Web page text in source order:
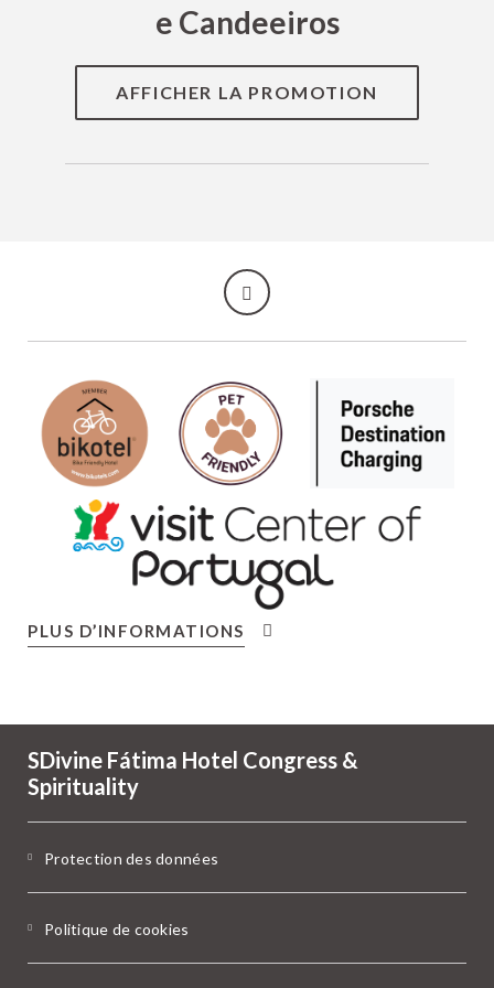
e Candeeiros
PLUS D’INFORMATIONS
SDivine Fátima Hotel Congress &
Spirituality
Protection des données
Politique de cookies